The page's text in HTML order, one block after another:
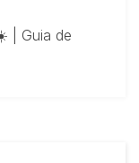
| Guia de